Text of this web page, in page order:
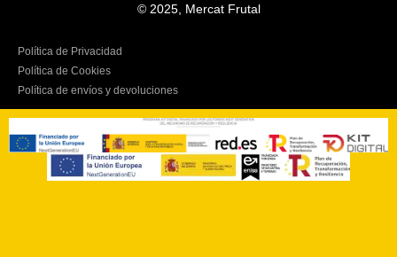
© 2025, Mercat Frutal
Política de Privacidad
Política de Cookies
Política de envíos y devoluciones